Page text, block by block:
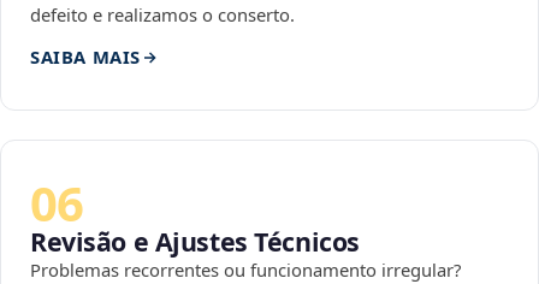
defeito e realizamos o conserto.
SAIBA MAIS
06
Revisão e Ajustes Técnicos
Problemas recorrentes ou funcionamento irregular?